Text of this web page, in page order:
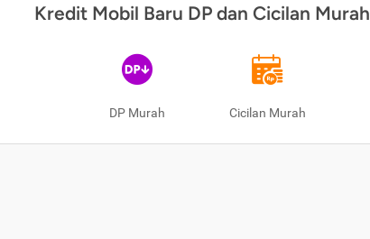
Kredit Mobil Baru DP dan Cicilan Murah
DP Murah Cicilan Murah